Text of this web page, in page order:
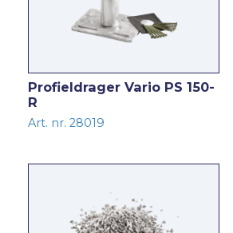
Profieldrager Vario PS 150-
R
Art. nr. 28019